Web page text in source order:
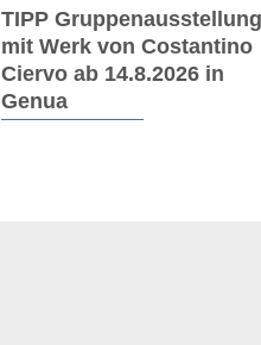
TIPP Gruppenausstellung
mit Werk von Costantino
Ciervo ab 14.8.2026 in
Genua